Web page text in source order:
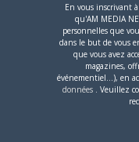
Qu’elles étaient
d’Atsushi Kaneko
ANIME
En vous inscrivant
qu'AM MEDIA
personnelles que
dans le but de vous
que vous avez
magazines,
événementiel...), en
données . Veuillez